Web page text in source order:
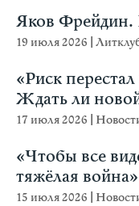
Яков Фрейдин.
19 июля 2026
«Риск
Ждать ли
17 июля 2026
«Чтобы все
тяжёлая война»
15 июля 2026